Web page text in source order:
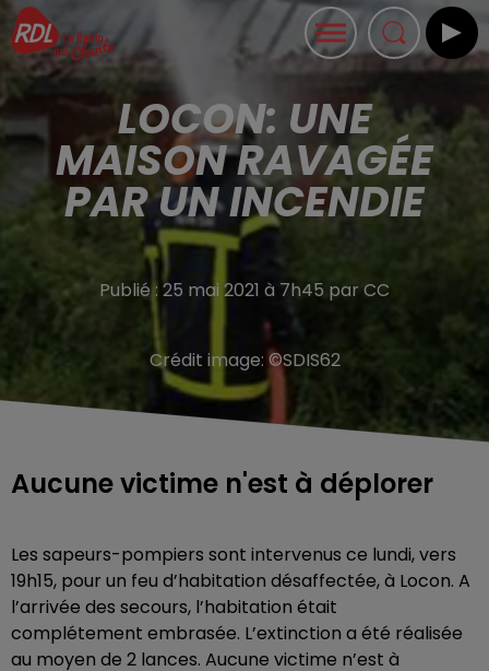
LOCON: UNE
MAISON RAVAGÉE
PAR UN INCENDIE
Publié : 25 mai 2021 à 7h45 par CC
Crédit image: ©SDIS62
Aucune victime n'est à déplorer
Les sapeurs-pompiers sont intervenus ce lundi, vers
19h15, pour un feu d’habitation désaffectée, à Locon. A
l’arrivée des secours, l’habitation était
complétement embrasée. L’extinction a été réalisée
au moyen de 2 lances. Aucune victime n’est à